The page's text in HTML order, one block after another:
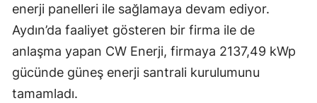
enerji panelleri ile sağlamaya devam ediyor.
Aydın’da faaliyet gösteren bir firma ile de
anlaşma yapan CW Enerji, firmaya 2137,49 kWp
gücünde güneş enerji santrali kurulumunu
tamamladı.